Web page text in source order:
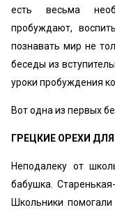
есть весьма
пробуждают,
познавать мир не
беседы из
уроки пробуждения
Вот одна из первых
ГРЕЦКИЕ ОРЕХИ
Неподалеку от
бабушка.
Школьники